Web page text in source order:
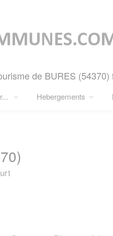
de BURES (54370)
Hebergements